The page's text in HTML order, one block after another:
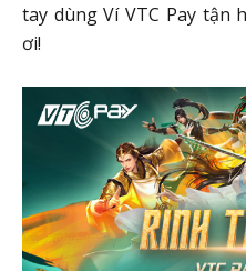
tay dùng Ví VTC Pay tận
ơi!